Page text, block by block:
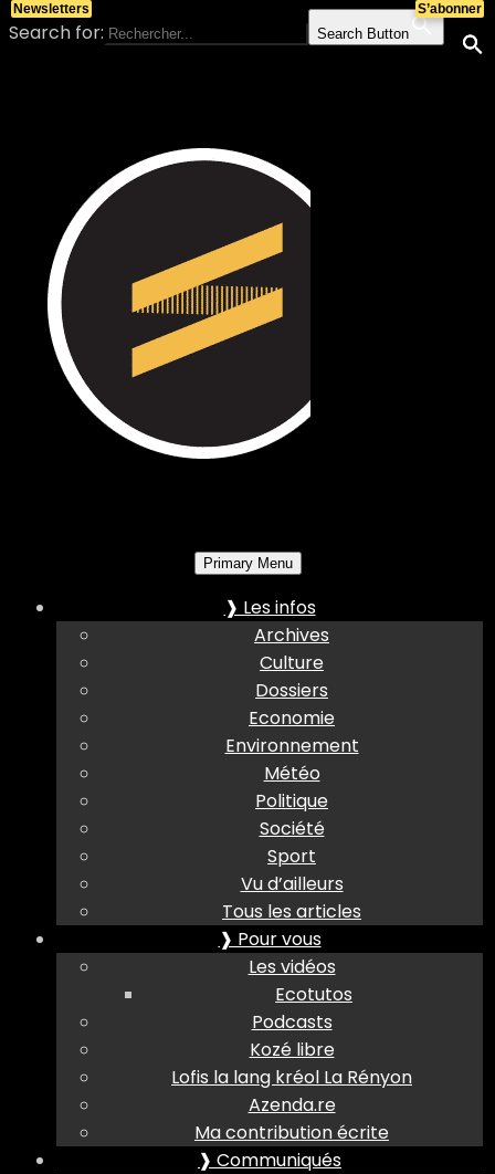
Search for: Search Button
Primary Menu
❱ Les infos
Archives
Culture
Dossiers
Economie
Environnement
Météo
Politique
Société
Sport
Vu d’ailleurs
Tous les articles
❱ Pour vous
Les vidéos
Ecotutos
Podcasts
Kozé libre
Lofis la lang kréol La Rényon
Azenda.re
Ma contribution écrite
❱ Communiqués
S’abonner
Newsletters